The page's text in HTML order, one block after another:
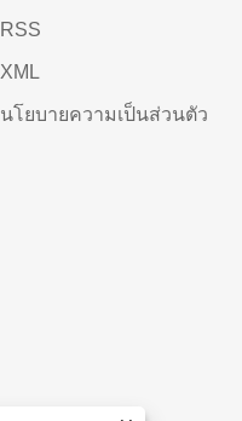
RSS
XML
นโยบายความเป็นส่วนตัว